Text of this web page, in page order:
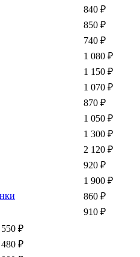
840 ₽
850 ₽
740 ₽
1 080 ₽
1 150 ₽
1 070 ₽
870 ₽
1 050 ₽
1 300 ₽
2 120 ₽
920 ₽
1 900 ₽
860 ₽
910 ₽
550 ₽
480 ₽